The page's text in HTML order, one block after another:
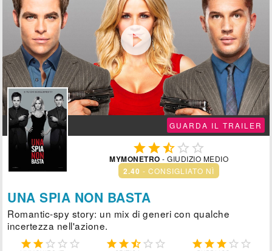

GUARDA IL TRAILER
  
MYMONETRO - GIUDIZIO MEDIO
2.40 - CONSIGLIATO NÌ
UNA SPIA NON BASTA
Romantic-spy story: un mix di generi con qualche
incertezza nell'azione.
              